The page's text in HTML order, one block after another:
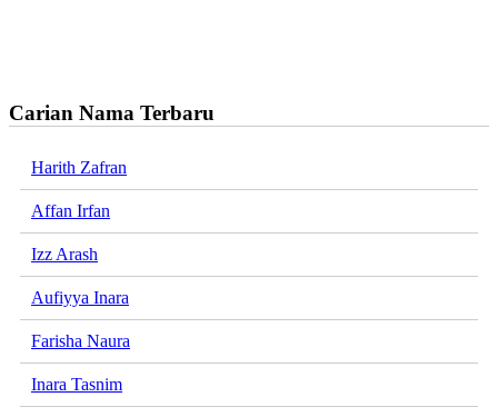
Carian Nama Terbaru
Harith Zafran
Affan Irfan
Izz Arash
Aufiyya Inara
Farisha Naura
Inara Tasnim